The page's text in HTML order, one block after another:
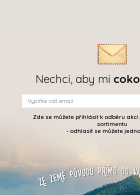
Nechci, aby mi
Zde se můžete přihlásit k odběru akcí
sortimentu
- odhlasit se můžete